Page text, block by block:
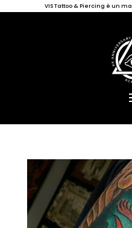
VIS Tattoo & Piercing è un